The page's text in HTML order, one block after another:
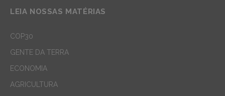
LEIA NOSSAS MATÉRIAS
COP30
GENTE DA TERRA
ECONOMIA
AGRICULTURA